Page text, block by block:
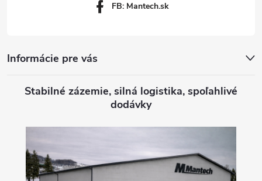
FB: Mantech.sk
Informácie pre vás
Stabilné zázemie, silná logistika, spoľahlivé
dodávky